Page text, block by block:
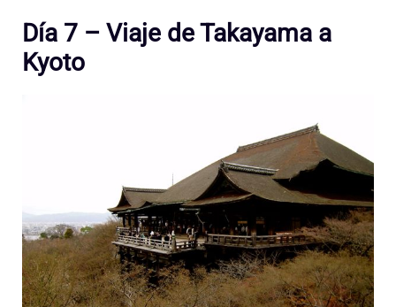
Día 7 – Viaje de Takayama a
Kyoto